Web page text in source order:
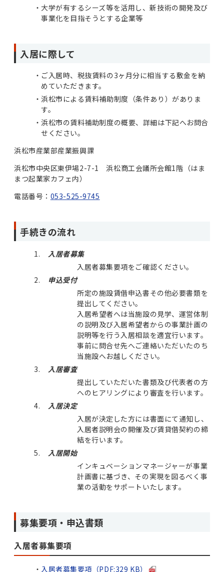
大学が有するシーズ等を活用し、新技術の開発及び
事業化を目指そうとする企業等
入居に際して
ご入居時、税抜賃料の3ヶ月分に相当する敷金を納
めていただきます。
浜松市による賃料補助制度（条件あり）がありま
す。
浜松市の賃料補助制度の概要、詳細は下記へお問合
せください。
浜松市産業部産業振興課
浜松市中央区東伊場2-7-1 浜松商工会議所会館1階（はま
まつ起業家カフェ内）
電話番号： 053-525-9745
手続きの流れ
入居者募集
入居者募集要項をご確認ください。
申込受付
所定の施設賃借申込書その他必要書類を
提出してください。
入居希望者へは当施設の見学、運営体制
の説明及び入居希望者からの事業計画の
説明等を行う入居相談を適宜行います。
事前に問合せ先へご連絡いただいたのち
当施設へお越しください。
入居審査
提出していただいた書類及び代表者の方
へのヒアリングにより審査を行います。
入居決定
入居が決定した方には書面にて通知し、
入居者説明会の開催及び賃貸借契約の締
結を行います。
入居開始
インキュベーションマネージャーが事業
計画書に基づき、その実現を図るべく事
業の活動をサポートいたします。
募集要項・申込書類
入居者募集要項
入居者募集要項（PDF:329 KB）